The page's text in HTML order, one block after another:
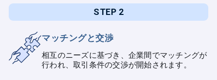
STEP 2
マッチングと交渉
相互のニーズに基づき、企業間でマッチングが
行われ、取引条件の交渉が開始されます。